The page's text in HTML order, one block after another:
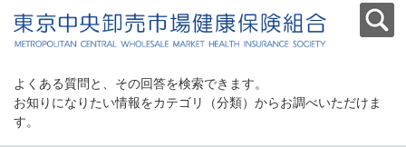
よくある質問と、その回答を検索できます。
お知りになりたい情報をカテゴリ（分類）からお調べいただけま
す。